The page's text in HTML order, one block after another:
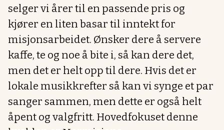
selger vi årer til en passende pris og
kjører en liten basar til inntekt for
misjonsarbeidet. Ønsker dere å servere
kaffe, te og noe å bite i, så kan dere det,
men det er helt opp til dere. Hvis det er
lokale musikkrefter så kan vi synge et par
sanger sammen, men dette er også helt
åpent og valgfritt. Hovedfokuset denne